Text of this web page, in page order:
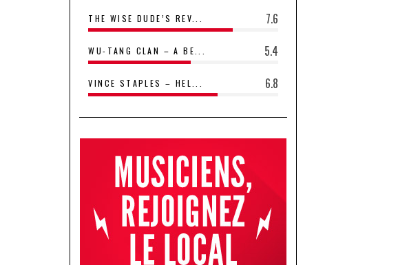
7.6
THE WISE DUDE’S REV...
5.4
WU-TANG CLAN – A BE...
6.8
VINCE STAPLES – HEL...